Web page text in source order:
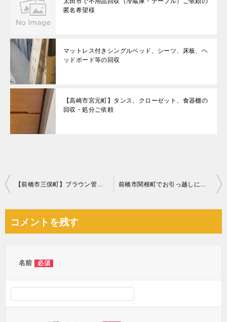
匿名希望様
マットレス付きシングルベッド、シーツ、床板、ヘ
ッドボード等の回収
【高崎市宮元町】タンス、クローゼット、食器棚の
回収・処分ご依頼
投
ビ
【前橋市三俣町】ブラウン管テレビの回収☆ご希望の日程での対応にご満足いただけました！ 前橋市関根町でお引っ越しに伴う不用品(掃除機、ガスコンロ、カーペットなど)の回収のご依頼 お客様の声
コメントを残す
名前 必須